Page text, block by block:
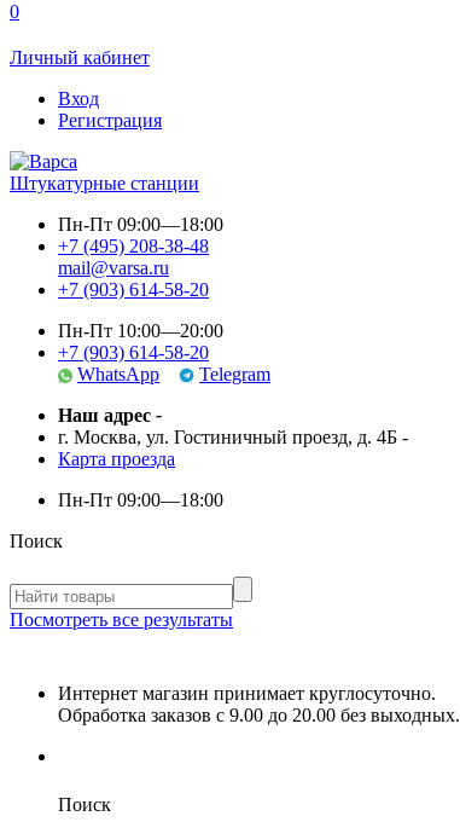
0
Личный кабинет
Вход
Регистрация
Штукатурные станции
Пн-Пт 09:00—18:00
+7 (495) 208-38-48
mail@varsa.ru
+7 (903) 614-58-20
Пн-Пт 10:00—20:00
+7 (903) 614-58-20
WhatsApp
Telegram
Наш адрес -
г. Москва, ул. Гостиничный проезд, д. 4Б -
Карта проезда
Пн-Пт 09:00—18:00
Поиск
Посмотреть все результаты
Интернет магазин принимает круглосуточно.
Обработка заказов с 9.00 до 20.00 без выходных.
Поиск